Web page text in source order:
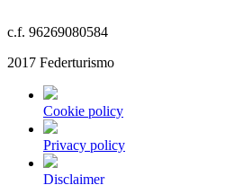
c.f. 96269080584
2017 Federturismo
Cookie policy
Privacy policy
Disclaimer